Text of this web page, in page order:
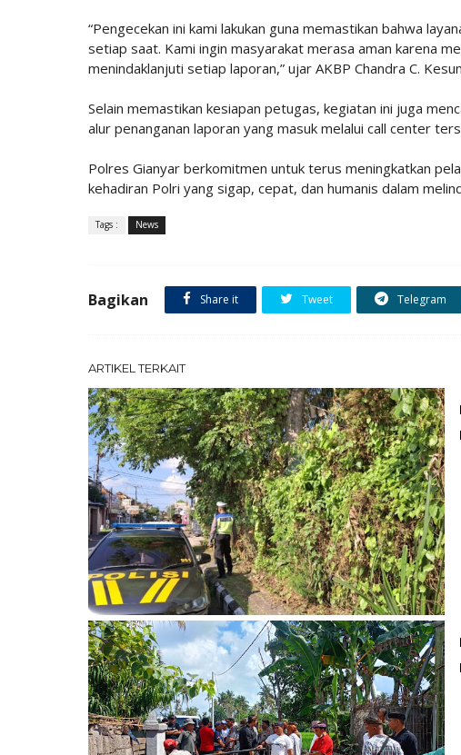
“Pengecekan ini kami lakukan guna memastikan bahwa
setiap saat. Kami ingin masyarakat merasa aman karena
menindaklanjuti setiap laporan,” ujar AKBP Chandra C.
Selain memastikan kesiapan petugas, kegiatan ini juga
alur penanganan laporan yang masuk melalui call center
Polres Gianyar berkomitmen untuk terus meningkatkan
kehadiran Polri yang sigap, cepat, dan humanis dalam
Tags : News
Bagikan Share it Tweet Telegram
ARTIKEL TERKAIT